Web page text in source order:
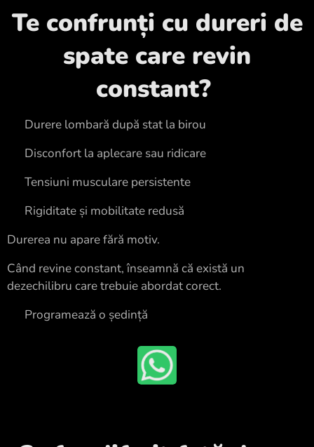
Te confrunți cu dureri de
spate care revin
constant?
✔ Durere lombară după stat la birou
✔ Disconfort la aplecare sau ridicare
✔ Tensiuni musculare persistente
✔ Rigiditate și mobilitate redusă
Durerea nu apare fără motiv.
Când revine constant, înseamnă că există un
dezechilibru care trebuie abordat corect.
👉 Programează o ședință